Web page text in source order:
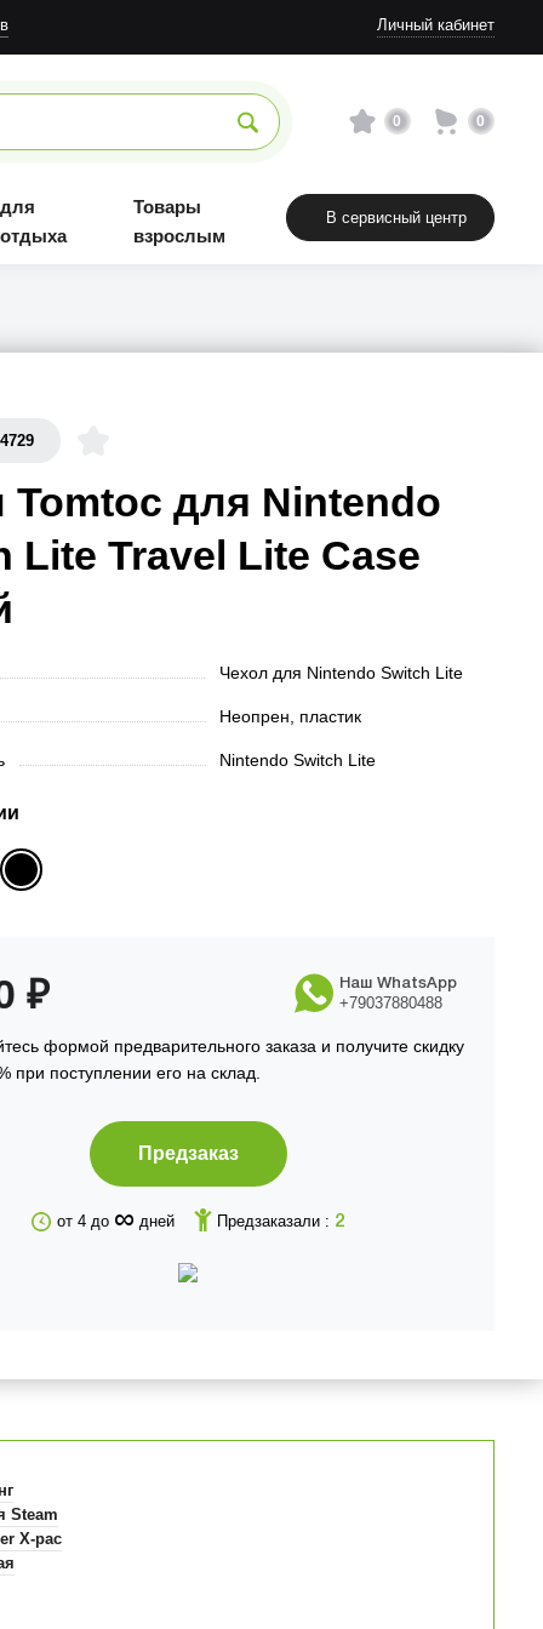
Личный кабинет
0 0
Товары
взрослым
В сервисный центр
Tomtoc для Nintendo
Lite Travel Lite Case
Чехол для Nintendo Switch Lite
Неопрен, пластик
Nintendo Switch Lite
₽
формой предварительного заказа и получите скидку
при поступлении его на склад.
Наш WhatsApp
+79037880488
Предзаказ
от 4 до ∞ дней Предзаказали : 2
Steam
X-pac